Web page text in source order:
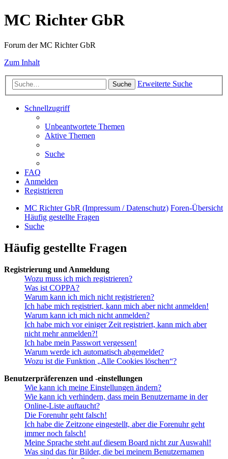
MC Richter GbR
Forum der MC Richter GbR
Zum Inhalt
Suche Erweiterte Suche
Schnellzugriff
Unbeantwortete Themen
Aktive Themen
Suche
FAQ
Anmelden
Registrieren
MC Richter GbR (Impressum / Datenschutz) Foren-Übersicht
Häufig gestellte Fragen
Suche
Häufig gestellte Fragen
Registrierung und Anmeldung
Wozu muss ich mich registrieren?
Was ist COPPA?
Warum kann ich mich nicht registrieren?
Ich habe mich registriert, kann mich aber nicht anmelden!
Warum kann ich mich nicht anmelden?
Ich habe mich vor einiger Zeit registriert, kann mich aber
nicht mehr anmelden?!
Ich habe mein Passwort vergessen!
Warum werde ich automatisch abgemeldet?
Wozu ist die Funktion „Alle Cookies löschen“?
Benutzerpräferenzen und -einstellungen
Wie kann ich meine Einstellungen ändern?
Wie kann ich verhindern, dass mein Benutzername in der
Online-Liste auftaucht?
Die Forenuhr geht falsch!
Ich habe die Zeitzone eingestellt, aber die Forenuhr geht
immer noch falsch!
Meine Sprache steht auf diesem Board nicht zur Auswahl!
Was sind das für Bilder, die bei meinem Benutzernamen